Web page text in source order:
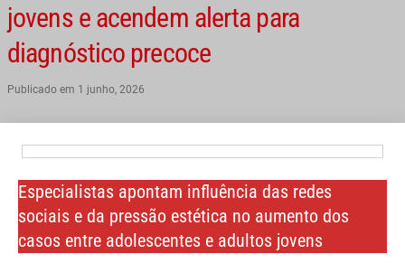
jovens e acendem alerta para
diagnóstico precoce
Publicado em 1 junho, 2026
Especialistas apontam influência das redes
sociais e da pressão estética no aumento dos
casos entre adolescentes e adultos jovens